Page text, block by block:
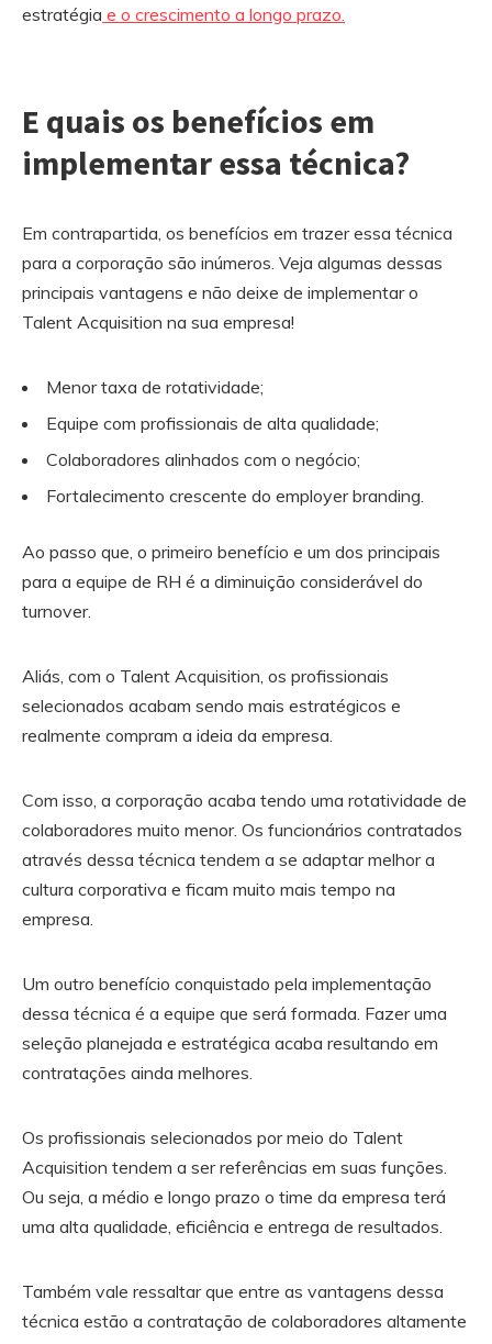
estratégia e o crescimento a longo prazo.
E quais os benefícios em
implementar essa técnica?
Em contrapartida, os benefícios em trazer essa técnica
para a corporação são inúmeros. Veja algumas dessas
principais vantagens e não deixe de implementar o
Talent Acquisition na sua empresa!
Menor taxa de rotatividade;
Equipe com profissionais de alta qualidade;
Colaboradores alinhados com o negócio;
Fortalecimento crescente do employer branding.
Ao passo que, o primeiro benefício e um dos principais
para a equipe de RH é a diminuição considerável do
turnover.
Aliás, com o Talent Acquisition, os profissionais
selecionados acabam sendo mais estratégicos e
realmente compram a ideia da empresa.
Com isso, a corporação acaba tendo uma rotatividade de
colaboradores muito menor. Os funcionários contratados
através dessa técnica tendem a se adaptar melhor a
cultura corporativa e ficam muito mais tempo na
empresa.
Um outro benefício conquistado pela implementação
dessa técnica é a equipe que será formada. Fazer uma
seleção planejada e estratégica acaba resultando em
contratações ainda melhores.
Os profissionais selecionados por meio do Talent
Acquisition tendem a ser referências em suas funções.
Ou seja, a médio e longo prazo o time da empresa terá
uma alta qualidade, eficiência e entrega de resultados.
Também vale ressaltar que entre as vantagens dessa
técnica estão a contratação de colaboradores altamente